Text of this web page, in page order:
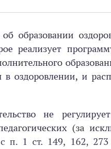
образовании
реализует
оздоровлении, и
не
(за
с п. 1 ст. 149, 162,